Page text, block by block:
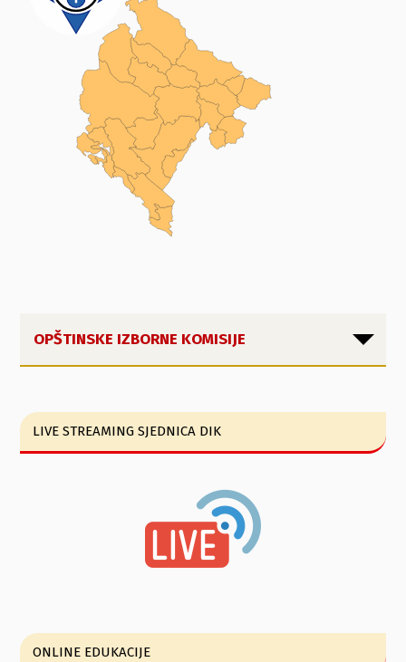
OPŠTINSKE IZBORNE KOMISIJE
LIVE STREAMING SJEDNICA DIK
ONLINE EDUKACIJE